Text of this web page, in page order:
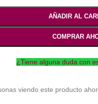
AÑADIR AL
COMPRAR
¿Tiene alguna duda con
viendo este producto